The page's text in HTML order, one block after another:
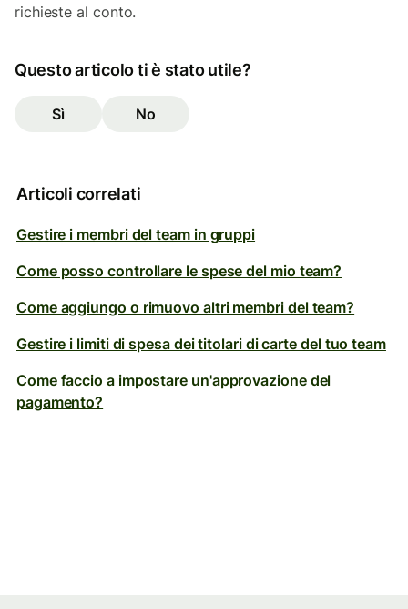
richieste al conto.
Questo articolo ti è stato utile?
Sì No
Articoli correlati
Gestire i membri del team in gruppi
Come posso controllare le spese del mio team?
Come aggiungo o rimuovo altri membri del team?
Gestire i limiti di spesa dei titolari di carte del tuo team
Come faccio a impostare un'approvazione del
pagamento?